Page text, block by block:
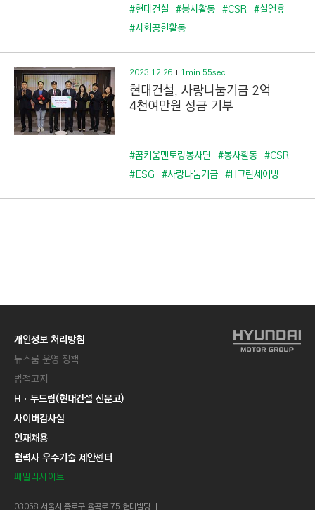
#현대건설 #봉사활동 #CSR #설연휴
#사회공헌활동
2023.12.26 1min 55sec
현대건설, 사랑나눔기금 2억
4천여만원 성금 기부
#꿈키움멘토링봉사단 #봉사활동 #CSR
#ESG #사랑나눔기금 #H그린세이빙
개인정보 처리방침
뉴스룸 운영 정책
법적고지
Hㆍ두드림(현대건설 신문고)
사이버감사실
인재채용
협력사 우수기술 제안센터
패밀리사이트
03058 서울시 종로구 율곡로 75 현대빌딩 ㅣ